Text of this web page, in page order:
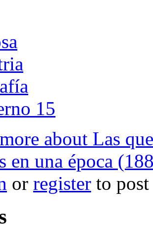
15
about Las
en una época
or register to